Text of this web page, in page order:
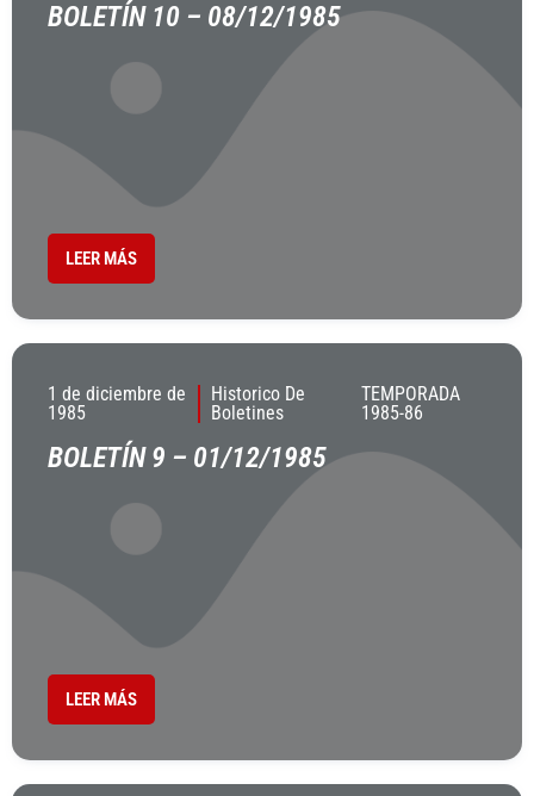
BOLETÍN 10 – 08/12/1985
LEER MÁS
1 de diciembre de
1985
Historico De
Boletines
TEMPORADA
1985-86
BOLETÍN 9 – 01/12/1985
LEER MÁS